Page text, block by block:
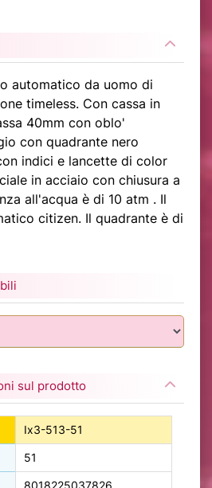
automatico da uomo di
timeless. Con cassa in
40mm con oblo'
con quadrante nero
indici e lancette di color
in acciaio con chiusura a
all'acqua è di 10 atm . Il
citizen. Il quadrante è di
sul prodotto
Ix3-513-51
51
8018225037826